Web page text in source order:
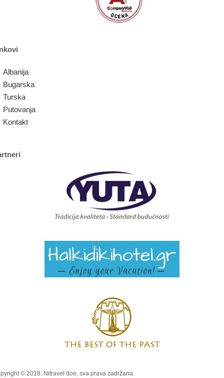
Albanija
Bugarska
Turska
Putovanja
Kontakt
© 2018. Nitravel doo, sva prava zadržana.